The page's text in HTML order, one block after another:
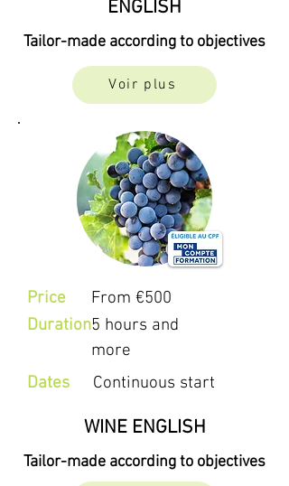
ENGLISH
Tailor-made according to objectives
Voir plus
Price
Duration
Dates
From €500
5 hours and
more
Continuous start
WINE ENGLISH
Tailor-made according to objectives